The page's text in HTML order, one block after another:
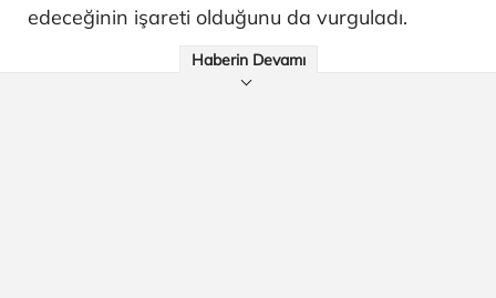
edeceğinin işareti olduğunu da vurguladı.
Haberin Devamı